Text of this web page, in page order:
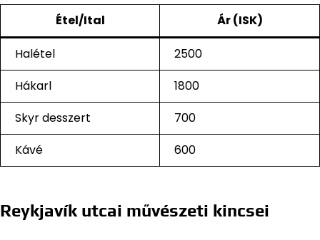
Étel/Ital Ár (ISK)
Halétel
2500
Hákarl
1800
Skyr desszert
700
Kávé
600
Reykjavík utcai művészeti kincsei